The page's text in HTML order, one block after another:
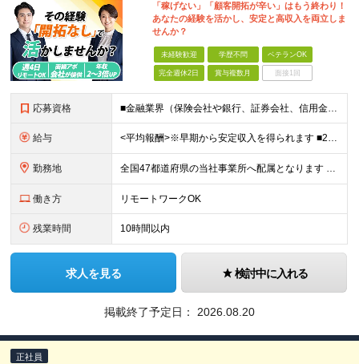
「稼げない」「顧客開拓が辛い」はもう終わり！
あなたの経験を活かし、安定と高収入を両立しま
せんか？
未経験歓迎 学歴不問 ベテランOK
完全週休2日 賞与複数月 面接1回
応募資格 ■金融業界（保険会社や銀行、証券会社、信用金庫など）の営業経験をお持ちの方 ■学歴不問 ※第二新卒の方も歓迎します ※直販の保険営業職経験者も多数活躍中。 お客さまへのご提案に集中できる仕組みにより
給与 <平均報酬>※早期から安定収入を得られます ■2年目～：888万円 ■3年目～：960万円 ■4年目～：1028万円 ★成果連動型報酬（営業成績に応じて支給/45時間分固定残業代含む/超過分は別途支
勤務地 全国47都道府県の当社事業所へ配属となります ※居住地や希望の勤務先を考慮します ※リモートワークOK／転勤なし ＜本社＞ 東京都台東区浅草橋1-1-8 FP浅草橋ビル (変更の範囲)上記を除く当
働き方 リモートワークOK
残業時間 10時間以内
求人を見る 検討中に入れる
掲載終了予定日： 2026.08.20
正社員